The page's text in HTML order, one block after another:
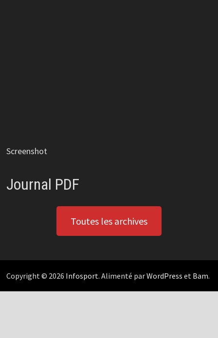
Screenshot
Journal PDF
Toutes les archives
Copyright © 2026 Infosport. Alimenté parWordPress et Bam.